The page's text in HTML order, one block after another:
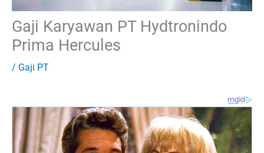
Gaji Karyawan PT Hydtronindo
Prima Hercules
/ Gaji PT